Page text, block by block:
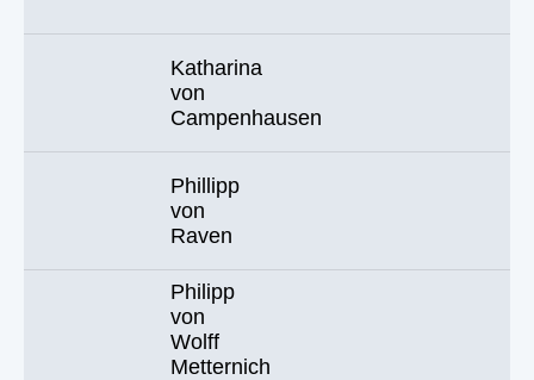
Katharina
von
Campenhausen
Phillipp
von
Raven
Philipp
von
Wolff
Metternich